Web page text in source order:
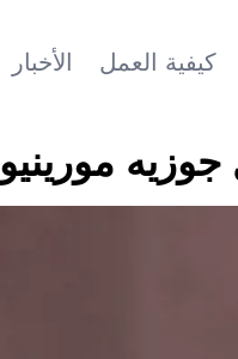
كيفية العمل الأخبار
مورينيو